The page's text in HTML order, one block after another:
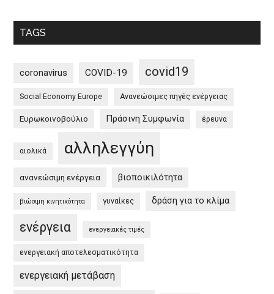
sustainable
tourism
από
εκδήλωση
Συμφωνία
στην
και
Ελλάδα
Green
TAGS
coronavirus COVID-19 covid19
Social Economy Europe Ανανεώσιμες πηγές ενέργειας
Ευρωκοινοβούλιο Πράσινη Συμφωνία έρευνα
αιολικά αλληλεγγύη
ανανεώσιμη ενέργεια βιοποικιλότητα
βιώσιμη κινητικότητα γυναίκες δράση για το κλίμα
ενέργεια ενεργειακές τιμές
ενεργειακή αποτελεσματικότητα
ενεργειακή μετάβαση